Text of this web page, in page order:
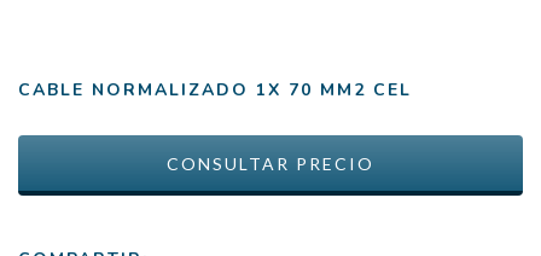
CABLE NORMALIZADO 1X 70 MM2 CEL